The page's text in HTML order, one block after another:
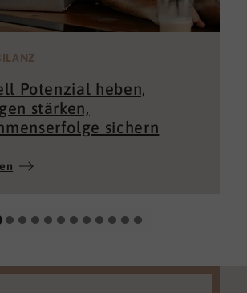
Potenzial heben,
stärken,
sichern